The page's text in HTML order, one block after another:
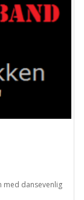
med dansevenlig